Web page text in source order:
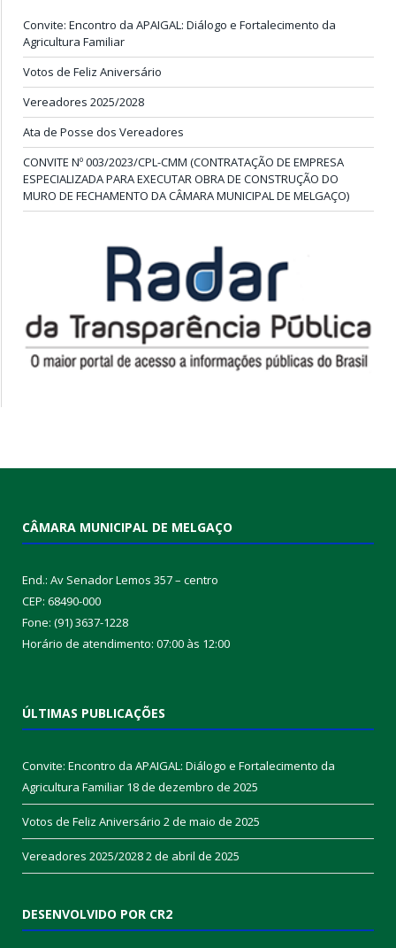
Convite: Encontro da APAIGAL: Diálogo e Fortalecimento da
Agricultura Familiar
Votos de Feliz Aniversário
Vereadores 2025/2028
Ata de Posse dos Vereadores
CONVITE Nº 003/2023/CPL-CMM (CONTRATAÇÃO DE EMPRESA
ESPECIALIZADA PARA EXECUTAR OBRA DE CONSTRUÇÃO DO
MURO DE FECHAMENTO DA CÂMARA MUNICIPAL DE MELGAÇO)
CÂMARA MUNICIPAL DE MELGAÇO
End.: Av Senador Lemos 357 – centro
CEP: 68490-000
Fone: (91) 3637-1228
Horário de atendimento: 07:00 às 12:00
ÚLTIMAS PUBLICAÇÕES
Convite: Encontro da APAIGAL: Diálogo e Fortalecimento da
Agricultura Familiar 18 de dezembro de 2025
Votos de Feliz Aniversário 2 de maio de 2025
Vereadores 2025/20282 de abril de 2025
DESENVOLVIDO POR CR2